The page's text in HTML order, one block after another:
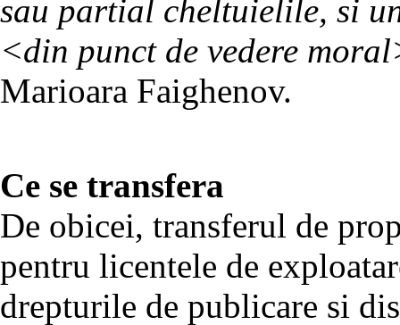
sau partial cheltuielile, si
<din punct de vedere
Marioara Faighenov.
Ce se transfera
De obicei, transferul de
pentru licentele de
drepturile de publicare si